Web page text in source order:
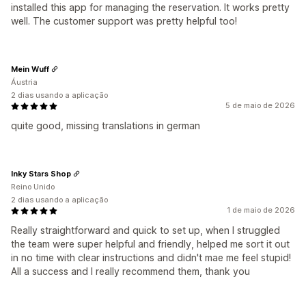
installed this app for managing the reservation. It works pretty
well. The customer support was pretty helpful too!
5 de maio de 2026
quite good, missing translations in german
Mein Wuff
Áustria
2 dias usando a aplicação
1 de maio de 2026
Really straightforward and quick to set up, when I struggled
the team were super helpful and friendly, helped me sort it out
in no time with clear instructions and didn't mae me feel stupid!
All a success and I really recommend them, thank you
Inky Stars Shop
Reino Unido
2 dias usando a aplicação